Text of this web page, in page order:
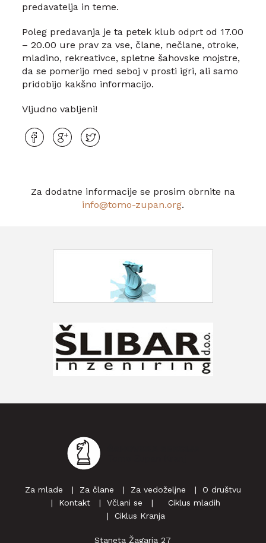
predavatelja in teme.
Poleg predavanja je ta petek klub odprt od 17.00
– 20.00 ure prav za vse, člane, nečlane, otroke,
mladino, rekreativce, spletne šahovske mojstre,
da se pomerijo med seboj v prosti igri, ali samo
pridobijo kakšno informacijo.
Vljudno vabljeni!
Za dodatne informacije se prosim obrnite na
info@tomo-zupan.org.
Za mlade Za člane Za vedoželjne
O društvu
Kontakt
Včlani se
‎ ‎‎ ‎ Ciklus mladih
Ciklus Kranja
Staneta Žagarja 27